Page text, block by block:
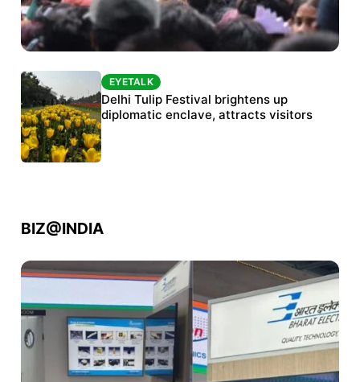
Protests continue at Jantar Mantar despite
police crackdown
EYETALK
Delhi Tulip Festival brightens up
diplomatic enclave, attracts visitors
BIZ@INDIA